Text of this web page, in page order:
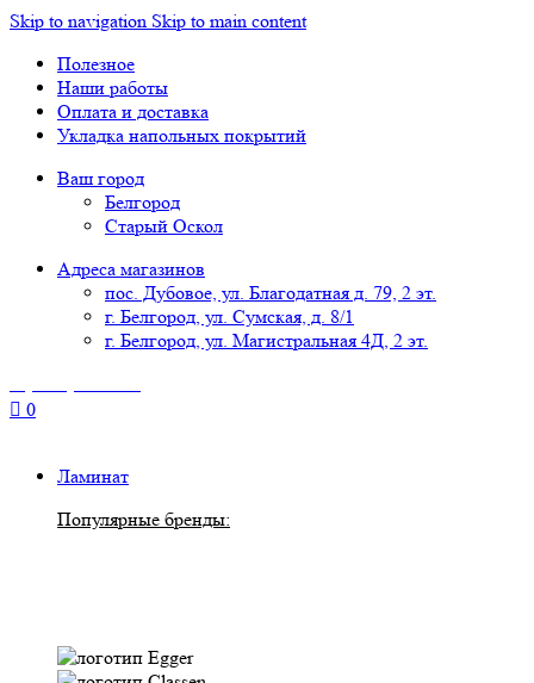
Skip to navigation Skip to main content
Полезное
Наши работы
Оплата и доставка
Укладка напольных покрытий
Ваш город
Белгород
Старый Оскол
Адреса магазинов
пос. Дубовое, ул. Благодатная д. 79, 2 эт.
г. Белгород, ул. Сумская, д. 8/1
г. Белгород, ул. Магистральная 4Д, 2 эт.
0
Ламинат
Популярные бренды: